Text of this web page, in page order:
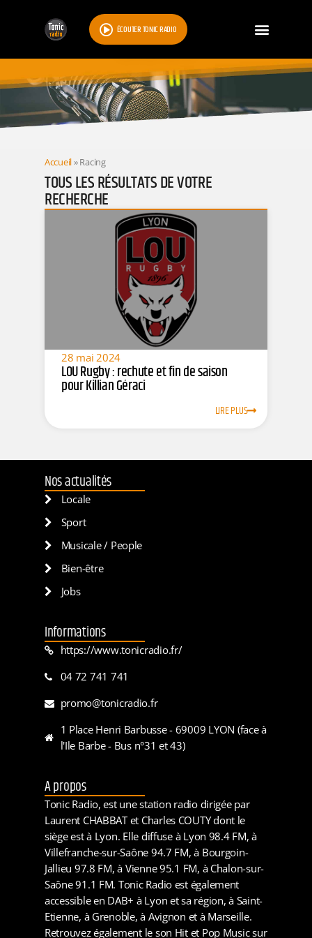
ÉCOUTER TONIC RADIO
RESULTATS
Accueil»Racing
TOUS LES RÉSULTATS DE VOTRE
RECHERCHE
28 mai 2024
LOU Rugby : rechute et fin de saison
pour Killian Géraci
LIRE PLUS
Nos actualités
Locale
Sport
Musicale / People
Bien-être
Jobs
Informations
https://www.tonicradio.fr/
04 72 741 741
promo@tonicradio.fr
1 Place Henri Barbusse - 69009 LYON (face à
l'Ile Barbe - Bus n°31 et 43)
A propos
Tonic Radio, est une station radio dirigée par
Laurent CHABBAT et Charles COUTY dont le
siège est à Lyon. Elle diffuse à Lyon 98.4 FM, à
Villefranche-sur-Saône 94.7 FM, à Bourgoin-
Jallieu 97.8 FM, à Vienne 95.1 FM, à Chalon-sur-
Saône 91.1 FM. Tonic Radio est également
accessible en DAB+ à Lyon et sa région, à Saint-
Etienne, à Grenoble, à Avignon et à Marseille.
Retrouvez également le son Hit et Pop Music sur